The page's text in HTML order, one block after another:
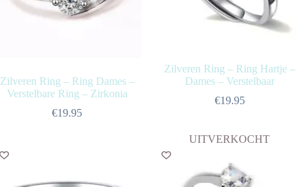
Zilveren Ring – Ring Dames –
Verstelbare Ring – Zirkonia
€19.95
Zilveren Ring – Ring Hartje –
Dames – Verstelbaar
€19.95
UITVERKOCHT